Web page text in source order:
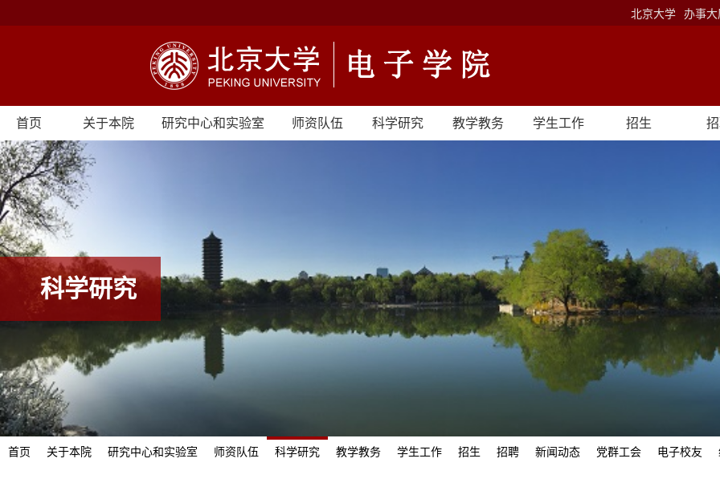
北京大学 办事大
首页 关于本院 研究中心和实验室 师资队伍 科学研究 教学教务 学生工作 招生
科学研究
首页 关于本院 研究中心和实验室 师资队伍 科学研究 教学教务 学生工作 招生 招聘 新闻动态 党群工会 电子校友